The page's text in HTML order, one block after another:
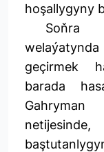
hoşallygyny
Soňra
geçirmek
barada
Gahryman